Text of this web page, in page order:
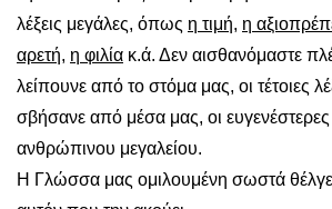
λέξεις μεγάλες, όπως η τιμή, η
αρετή, η φιλία κ.ά. Δεν αισθανόμαστε
λείπουνε από το στόμα μας, οι τέτοιες
σβήσανε από μέσα μας, οι ευγενέστερες
ανθρώπινου μεγαλείου.
Η Γλώσσα μας ομιλουμένη σωστά